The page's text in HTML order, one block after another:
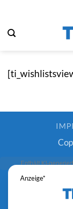
springen
Anzeige*